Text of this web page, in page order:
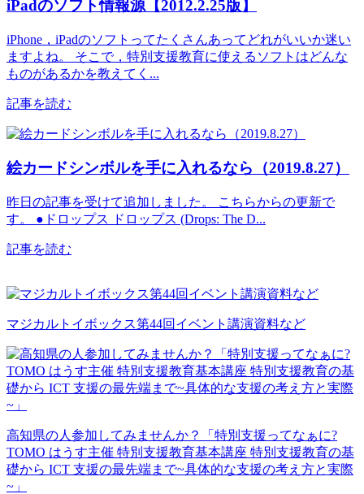
iPadのソフト情報源【2012.2.25版】
iPhone，iPadのソフトってたくさんあってどれがいいか迷い
ますよね。 そこで，特別支援教育に使えるソフトはどんな
ものがあるかを教えてく...
記事を読む
絵カードシンボルを手に入れるなら（2019.8.27）
昨日の記事を受けて追加しました。 こちらからの更新で
す。 ●ドロップス ドロップス (Drops: The D...
記事を読む
マジカルトイボックス第44回イベント講演資料など
高知県の人参加してみませんか？「特別支援ってなぁに?
TOMO はうす主催 特別支援教育基本講座 特別支援教育の基
礎から ICT 支援の最先端まで~具体的な支援の考え方と実際
~」